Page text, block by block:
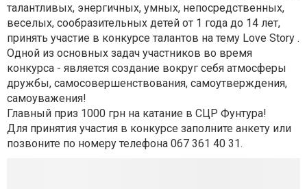
талантливых, энергичных, умных, непосредственных,
веселых, сообразительных детей от 1 года до 14 лет,
принять участие в конкурсе талантов на тему Love Story .
Одной из основных задач участников во время
конкурса - является создание вокруг себя атмосферы
дружбы, самосовершенствования, самоутверждения,
самоуважения!
Главный приз 1000 грн на катание в СЦР Фунтура!
Для принятия участия в конкурсе заполните анкету или
позвоните по номеру телефона 067 361 40 31.